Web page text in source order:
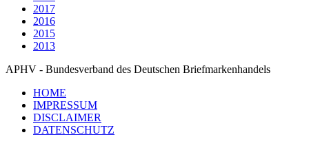
2017
2016
2015
2013
APHV - Bundesverband des Deutschen Briefmarkenhandels
HOME
IMPRESSUM
DISCLAIMER
DATENSCHUTZ